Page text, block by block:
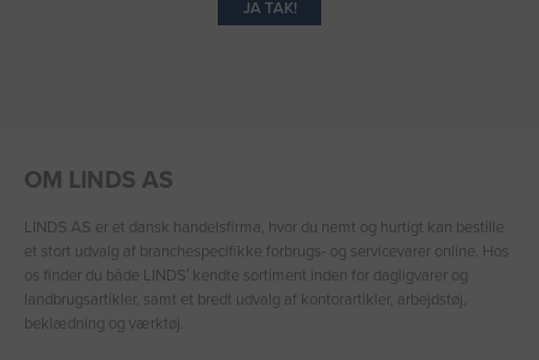
JA TAK!
OM LINDS AS
LINDS AS er et dansk handelsfirma, hvor du nemt og hurtigt kan bestille
et stort udvalg af branchespecifikke forbrugs- og servicevarer online. Hos
os finder du både LINDS′ kendte sortiment inden for dagligvarer og
landbrugsartikler, samt et bredt udvalg af kontorartikler, arbejdstøj,
beklædning og værktøj.